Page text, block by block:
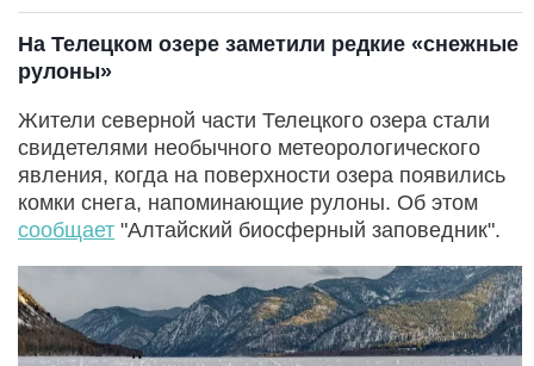
На Телецком озере заметили редкие «снежные
рулоны»
Жители северной части Телецкого озера стали
свидетелями необычного метеорологического
явления, когда на поверхности озера появились
комки снега, напоминающие рулоны. Об этом
сообщает "Алтайский биосферный заповедник".